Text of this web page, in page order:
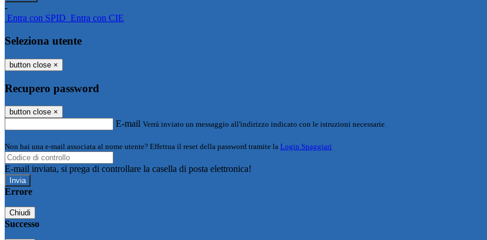
-
Entra con SPID Entra con CIE
Seleziona utente
button close ×
Recupero password
button close ×
E-mail Verrà inviato un messaggio all'indirizzo indicato con le istruzioni necessarie.
Non hai una e-mail associata al nome utente? Effettua il reset della password tramite la Login Spaggiari
E-mail inviata, si prega di controllare la casella di posta elettronica!
Errore
Chiudi
Successo